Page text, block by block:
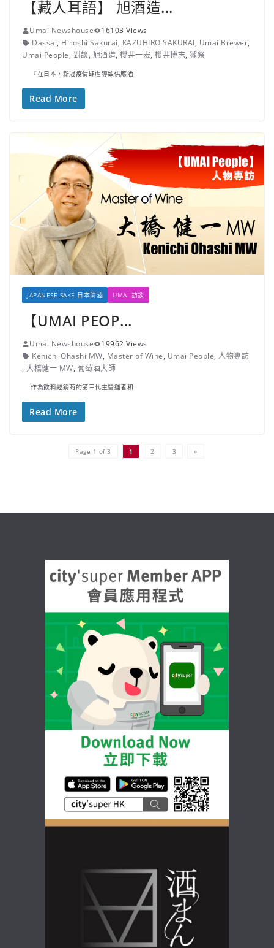
【藏人耳語】 旭酒造...
Umai Newshouse
16103 Views
Dassai, Hiroshi Sakurai, KAZUHIRO SAKURAI, Umai Brewer,
Umai People, 對談, 旭酒造, 櫻井一宏, 櫻井博志, 獺祭
『在日本，新冠疫情肆虐導致供應酒
Read More
JAPANESE SAKE 日本清酒 UMAI 訪談
【UMAI PEOP...
Umai Newshouse
19962 Views
Kenichi Ohashi MW, Master of Wine, Umai People, 人物專訪
, 大橋健一 MW, 葡萄酒大師
作為飲料經銷商的第三代主營運者和
Read More
Page 1 of 3 1 2 3 »